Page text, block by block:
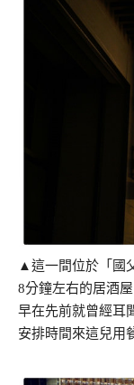
▲這一間位於「國
8分鐘左右的居酒屋
早在先前就曾經耳
安排時間來這兒用